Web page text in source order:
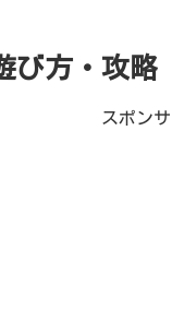
び方・攻略
スポン